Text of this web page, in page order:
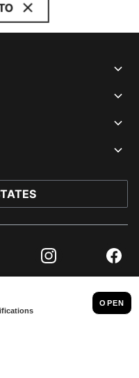
Instagram
© PUMA NORTH AMERICA, INC.
IMPRINT AND LEGAL DATA